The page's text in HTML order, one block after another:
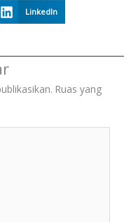
LinkedIn
Ruas yang